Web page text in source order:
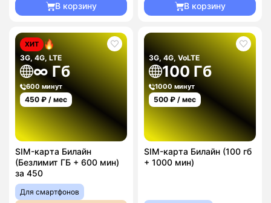
В корзину В корзину
ХИТ
3G, 4G, LTE
∞ Гб
600 минут
450 ₽ / мес
SIM-карта Билайн
(Безлимит ГБ + 600 мин)
за 450
Для смартфонов
3G, 4G, VoLTE
100 Гб
1000 минут
500 ₽ / мес
SIM-карта Билайн (100 гб
+ 1000 мин)